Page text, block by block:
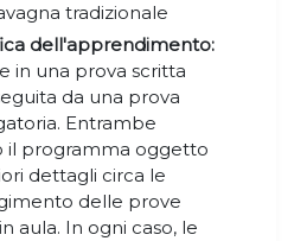
tradizionale
dell'apprendimento:
in una prova scritta
da una prova
Entrambe
il programma oggetto
dettagli circa le
delle prove
aula. In ogni caso, le